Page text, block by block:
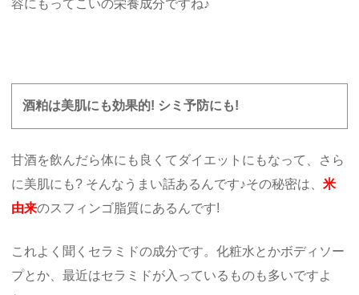
容にもってこいの栄養成分ですね♪
酒粕は美肌にも効果的! シミ予防にも!
甘酒を飲んだら体にも良くてダイエットにもなって、さら
に美肌にも? そんなうまい話あるんです♪その秘密は、米
由来のスフィンゴ脂質にあるんです!
これよく聞くセラミドの成分です。化粧水とかボディソー
プとか、最近はセラミドが入っているものも多いですよ